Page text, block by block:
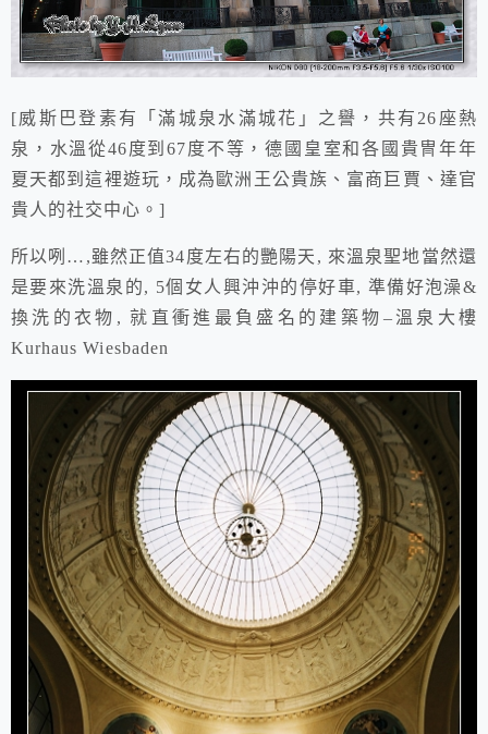
[威斯巴登素有「滿城泉水滿城花」之譽，共有26座熱
泉，水溫從46度到67度不等，德國皇室和各國貴冑年年
夏天都到這裡遊玩，成為歐洲王公貴族、富商巨賈、達官
貴人的社交中心。]
所以咧…,雖然正值34度左右的艷陽天, 來溫泉聖地當然還
是要來洗溫泉的, 5個女人興沖沖的停好車, 準備好泡澡&
換洗的衣物, 就直衝進最負盛名的建築物–溫泉大樓
Kurhaus Wiesbaden